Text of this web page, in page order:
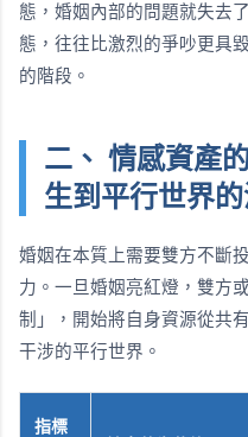
態，婚姻內部的問題就失去
態，往往比激烈的爭吵更具
的階段。
二、 情感資產
生到平行世界
婚姻在本質上需要雙方不斷
力。一旦婚姻亮紅燈，雙方
制」，開始將自身資源從共
干涉的平行世界。
指標